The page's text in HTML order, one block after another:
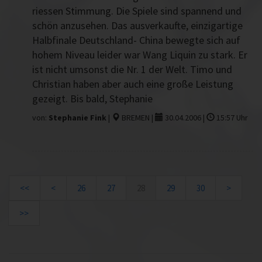
riessen Stimmung. Die Spiele sind spannend und
schön anzusehen. Das ausverkaufte, einzigartige
Halbfinale Deutschland- China bewegte sich auf
hohem Niveau leider war Wang Liquin zu stark. Er
ist nicht umsonst die Nr. 1 der Welt. Timo und
Christian haben aber auch eine große Leistung
gezeigt. Bis bald, Stephanie
von: Stephanie Fink | BREMEN | 30.04.2006 | 15:57 Uhr
<< < 26 27 29 30 >
>>